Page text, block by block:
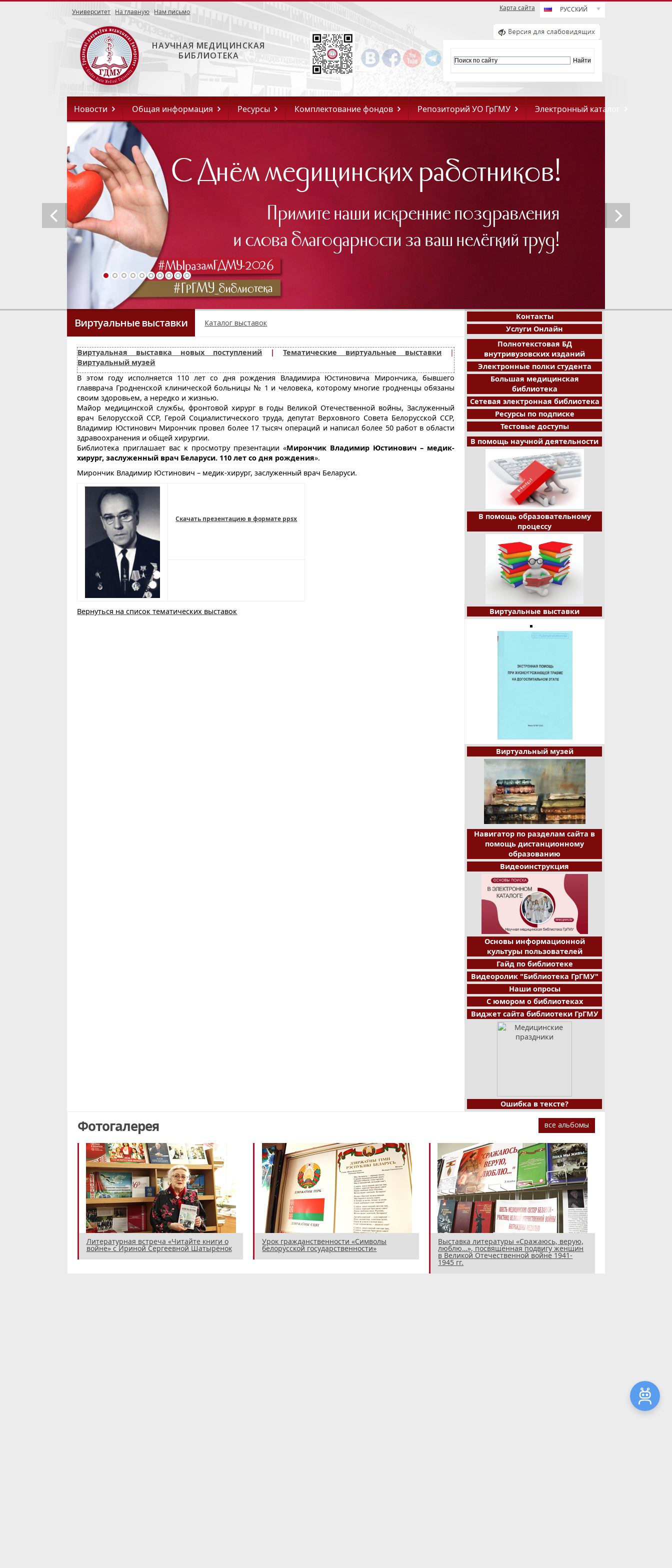
Карта сайта РУССКИЙ
Университет На главную Нам письмо
НАУЧНАЯ МЕДИЦИНСКАЯ
БИБЛИОТЕКА
Новости Общая информация Ресурсы Комплектование фондов Репозиторий УО ГрГМУ Электронный каталог
Виртуальные выставки Каталог выставок
Виртуальная выставка новых поступлений |Тематические виртуальные выставки |
Виртуальный музей
В этом году исполняется 110 лет со дня рождения Владимира Юстиновича Мирончика, бывшего
главврача Гродненской клинической больницы № 1 и человека, которому многие гродненцы обязаны
своим здоровьем, а нередко и жизнью.
Майор медицинской службы, фронтовой хирург в годы Великой Отечественной войны, Заслуженный
врач Белорусской ССР, Герой Социалистического труда, депутат Верховного Совета Белорусской ССР,
Владимир Юстинович Мирончик провел более 17 тысяч операций и написал более 50 работ в области
здравоохранения и общей хирургии.
Библиотека приглашает вас к просмотру презентации «Мирончик Владимир Юстинович – медик-
хирург, заслуженный врач Беларуси. 110 лет со дня рождения».
Мирончик Владимир Юстинович – медик-хирург, заслуженный врач Беларуси.
Скачать презентацию в формате ppsx
Вернуться на список тематических выставок
Контакты
Услуги Онлайн
Полнотекстовая БД
внутривузовских изданий
Электронные полки студента
Большая медицинская
библиотека
Сетевая электронная библиотека
Ресурсы по подписке
Тестовые доступы
В помощь научной деятельности
В помощь образовательному
процессу
Виртуальные выставки
Виртуальный музей
Навигатор по разделам сайта в
помощь дистанционному
образованию
Видеоинструкция
Основы информационной
культуры пользователей
Гайд по библиотеке
Видеоролик "Библиотека ГрГМУ"
Наши опросы
С юмором о библиотеках
Виджет сайта библиотеки ГрГМУ
Ошибка в тексте?
Фотогалерея все альбомы
Литературная встреча «Читайте книги о
войне» с Ириной Сергеевной Шатырёнок
Урок гражданственности «Символы
белорусской государственности»
Выставка литературы «Сражаюсь, верую,
люблю…», посвященная подвигу женщин
в Великой Отечественной войне 1941-
1945 гг.